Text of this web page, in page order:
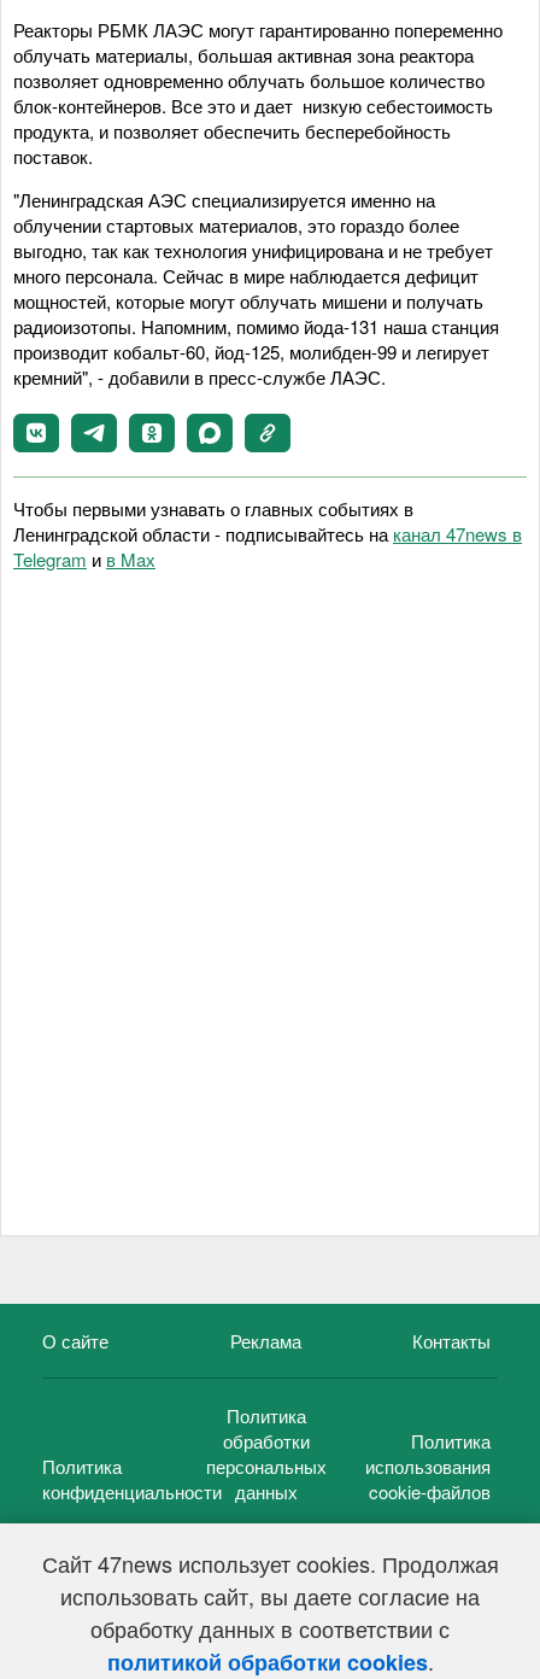
Сайт 47news использует cookies. Продолжая
использовать сайт, вы даете согласие на
обработку данных в соответствии с
политикой обработки cookies.
Реакторы РБМК ЛАЭС могут гарантированно попеременно
облучать материалы, большая активная зона реактора
позволяет одновременно облучать большое количество
блок-контейнеров. Все это и дает низкую себестоимость
продукта, и позволяет обеспечить бесперебойность
поставок.
"Ленинградская АЭС специализируется именно на
облучении стартовых материалов, это гораздо более
выгодно, так как технология унифицирована и не требует
много персонала. Сейчас в мире наблюдается дефицит
мощностей, которые могут облучать мишени и получать
радиоизотопы. Напомним, помимо йода-131 наша станция
производит кобальт-60, йод-125, молибден-99 и легирует
кремний", - добавили в пресс-службе ЛАЭС.
Чтобы первыми узнавать о главных событиях в
Ленинградской области - подписывайтесь на канал 47news в
Telegram и в Maх
О сайте Реклама Контакты
Политика
конфиденциальности
Политика
обработки
персональных
данных
Политика
использования
cookie-файлов
47 новостей (47 news)2005 — 2026 г.
Свидетельство о регистрации СМИ Эл № ФС 77-39848, выдано
Федеральной службой по надзору в сфере связи,
информационных технологий и массовых коммуникаций